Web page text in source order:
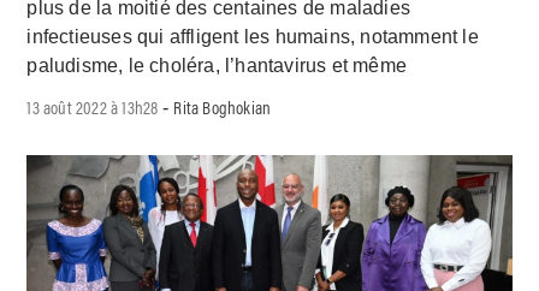
plus de la moitié des centaines de maladies
infectieuses qui affligent les humains, notamment le
paludisme, le choléra, l’hantavirus et même
13 août 2022 à 13h28 - Rita Boghokian